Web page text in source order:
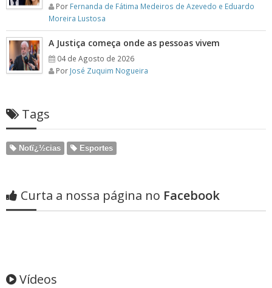
Por Fernanda de Fátima Medeiros de Azevedo e Eduardo
Moreira Lustosa
A Justiça começa onde as pessoas vivem
04 de Agosto de 2026
Por José Zuquim Nogueira
Tags
Notï¿½cias Esportes
Curta a nossa página no Facebook
Vídeos